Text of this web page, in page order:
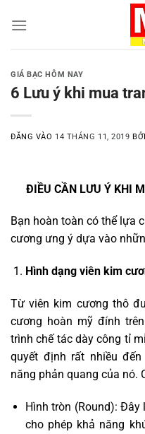
qua
GIÁ BẠC HÔM NAY
6 Lưu ý khi mua
ĐĂNG VÀO 14 THÁNG 11, 2019
ĐIỀU CẦN LƯU Ý KHI
Bạn hoàn toàn có thể lựa
cương ưng ý dựa vào
Hình dạng viên kim
Từ viên kim cương thô
cương hoàn mỹ đính
trình chế tác dày công tỉ
quyết định rất nhiều
năng phản quang của nó.
Hình tròn (Round):
cho phép khả năng